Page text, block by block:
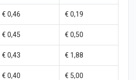
€ 0,46 € 0,19
€ 0,45 € 0,50
€ 0,43 € 1,88
€ 0,40 € 5,00